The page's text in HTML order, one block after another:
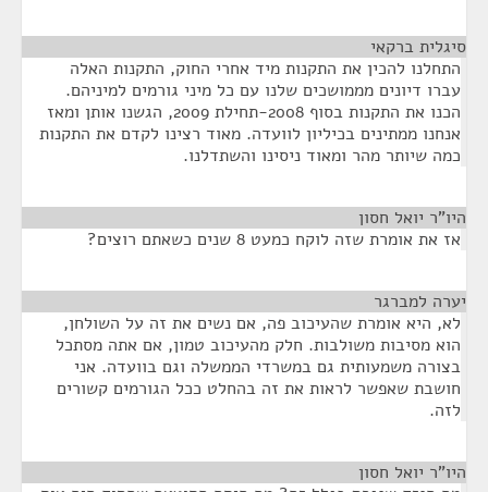
סיגלית ברקאי
התחלנו להכין את התקנות מיד אחרי החוק, התקנות האלה
עברו דיונים מממושכים שלנו עם כל מיני גורמים למיניהם.
הכנו את התקנות בסוף 2008-תחילת 2009, הגשנו אותן ומאז
אנחנו ממתינים בכיליון לוועדה. מאוד רצינו לקדם את התקנות
כמה שיותר מהר ומאוד ניסינו והשתדלנו.
היו"ר יואל חסון
אז את אומרת שזה לוקח כמעט 8 שנים כשאתם רוצים?
יערה למברגר
לא, היא אומרת שהעיכוב פה, אם נשים את זה על השולחן,
הוא מסיבות משולבות. חלק מהעיכוב טמון, אם אתה מסתכל
בצורה משמעותית גם במשרדי הממשלה וגם בוועדה. אני
חושבת שאפשר לראות את זה בהחלט ככל הגורמים קשורים
לזה.
היו"ר יואל חסון